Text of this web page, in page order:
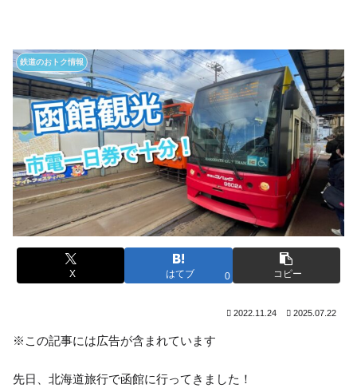
鉄道のおトク情報
X はてブ 0 コピー
2022.11.24 2025.07.22
※この記事には広告が含まれています
先日、北海道旅行で函館に行ってきました！